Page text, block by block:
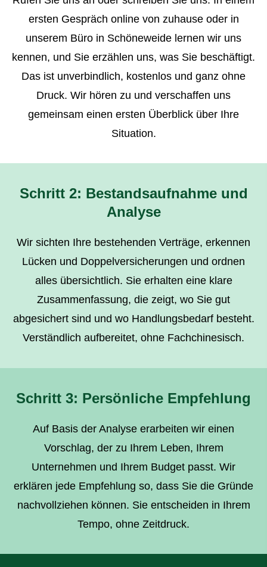
ersten Gespräch online von zuhause oder in
unserem Büro in Schöneweide lernen wir uns
kennen, und Sie erzählen uns, was Sie beschäftigt.
Das ist unverbindlich, kostenlos und ganz ohne
Druck. Wir hören zu und verschaffen uns
gemeinsam einen ersten Überblick über Ihre
Situation.
Schritt 2: Bestandsaufnahme und
Analyse
Wir sichten Ihre bestehenden Verträge, erkennen
Lücken und Doppelversicherungen und ordnen
alles übersichtlich. Sie erhalten eine klare
Zusammenfassung, die zeigt, wo Sie gut
abgesichert sind und wo Handlungsbedarf besteht.
Verständlich aufbereitet, ohne Fachchinesisch.
Schritt 3: Persönliche Empfehlung
Auf Basis der Analyse erarbeiten wir einen
Vorschlag, der zu Ihrem Leben, Ihrem
Unternehmen und Ihrem Budget passt. Wir
erklären jede Empfehlung so, dass Sie die Gründe
nachvollziehen können. Sie entscheiden in Ihrem
Tempo, ohne Zeitdruck.